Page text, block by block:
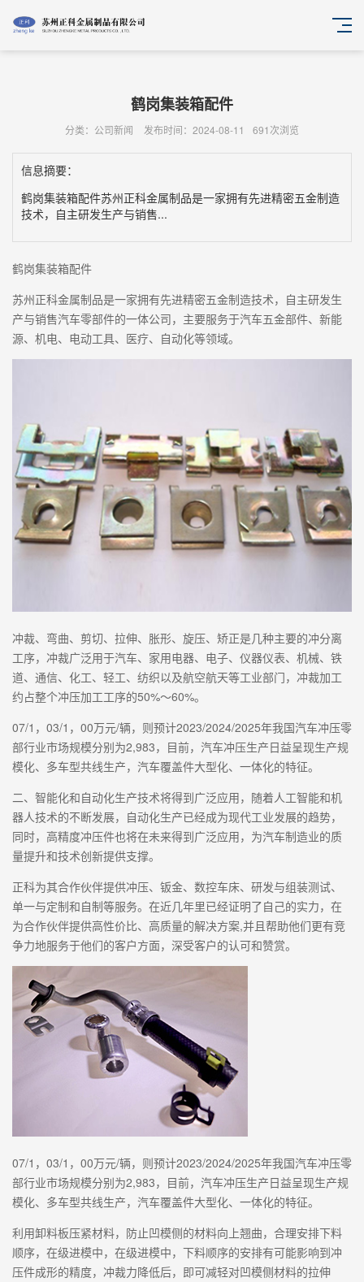
鹤岗集装箱配件
分类：公司新闻 发布时间：2024-08-11 691次浏览
信息摘要：
鹤岗集装箱配件苏州正科金属制品是一家拥有先进精密五金制造
技术，自主研发生产与销售...
鹤岗集装箱配件
苏州正科金属制品是一家拥有先进精密五金制造技术，自主研发生
产与销售汽车零部件的一体公司，主要服务于汽车五金部件、新能
源、机电、电动工具、医疗、自动化等领域。
冲裁、弯曲、剪切、拉伸、胀形、旋压、矫正是几种主要的冲分离
工序，冲裁广泛用于汽车、家用电器、电子、仪器仪表、机械、铁
道、通信、化工、轻工、纺织以及航空航天等工业部门，冲裁加工
约占整个冲压加工工序的50%～60%。
07/1，03/1，00万元/辆，则预计2023/2024/2025年我国汽车冲压零
部行业市场规模分别为2,983，目前，汽车冲压生产日益呈现生产规
模化、多车型共线生产，汽车覆盖件大型化、一体化的特征。
二、智能化和自动化生产技术将得到广泛应用，随着人工智能和机
器人技术的不断发展，自动化生产已经成为现代工业发展的趋势，
同时，高精度冲压件也将在未来得到广泛应用，为汽车制造业的质
量提升和技术创新提供支撑。
正科为其合作伙伴提供冲压、钣金、数控车床、研发与组装测试、
单一与定制和自制等服务。在近几年里已经证明了自己的实力，在
为合作伙伴提供高性价比、高质量的解决方案,并且帮助他们更有竞
争力地服务于他们的客户方面，深受客户的认可和赞赏。
07/1，03/1，00万元/辆，则预计2023/2024/2025年我国汽车冲压零
部行业市场规模分别为2,983，目前，汽车冲压生产日益呈现生产规
模化、多车型共线生产，汽车覆盖件大型化、一体化的特征。
利用卸料板压紧材料，防止凹模侧的材料向上翘曲，合理安排下料
顺序，在级进模中，在级进模中，下料顺序的安排有可能影响到冲
压件成形的精度，冲裁力降低后，即可减轻对凹模侧材料的拉伸